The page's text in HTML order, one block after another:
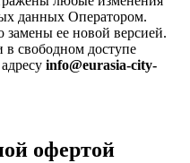
данных Оператором.
замены ее новой версией.
в свободном доступе
info@eurasia-city-
офертой